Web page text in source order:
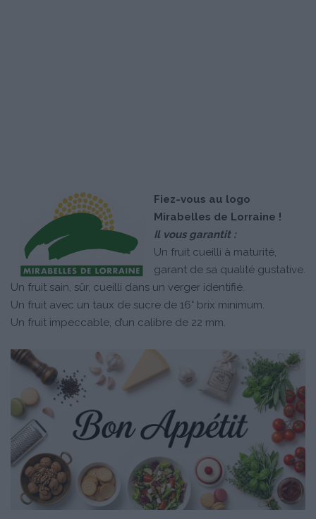
Fiez-vous au logo
Mirabelles de Lorraine !
Il vous garantit :
Un fruit cueilli à maturité,
garant de sa qualité gustative.
Un fruit sain, sûr, cueilli dans un verger identifié.
Un fruit avec un taux de sucre de 16° brix minimum.
Un fruit impeccable, d’un calibre de 22 mm.